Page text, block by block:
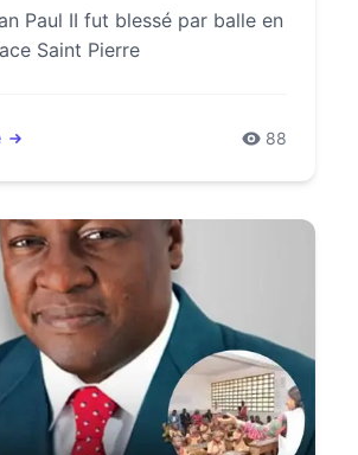
Paul II fut blessé par balle en
Saint Pierre
88